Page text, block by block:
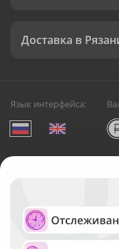
Доставка в
Язык интерфейса:
Служба
Русский Букет, 2026
Общество с
ОГРН:
Юридический адрес: